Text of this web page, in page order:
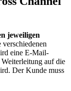
jeweiligen
eine E-Mail-
auf die
Der Kunde muss